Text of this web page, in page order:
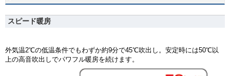
スピード暖房
外気温2℃の低温条件でもわずか約9分で45℃吹出し。安定時には50℃以
上の高音吹出しでパワフル暖房を続けます。